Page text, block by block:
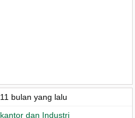
11 bulan yang lalu
kantor dan Industri